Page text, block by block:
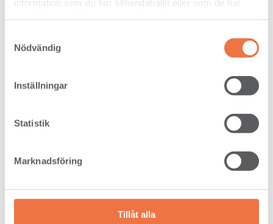
information som du har tillhandahållit eller som de har
Nödvändig
Inställningar
Statistik
Marknadsföring
Tillåt alla
Läs mer